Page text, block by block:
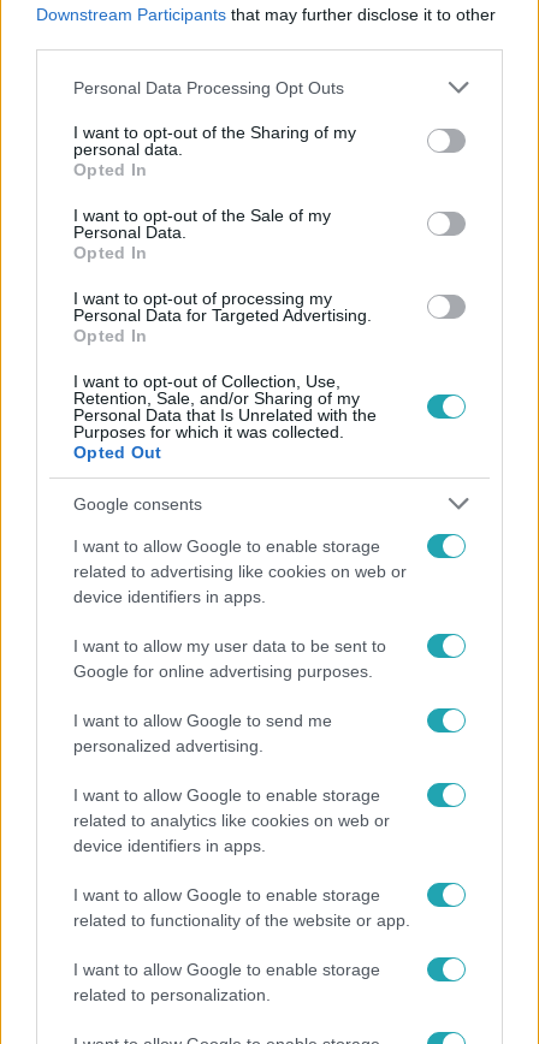
Downstream Participants that may further disclose it to other
Please note that this website/app uses one or more Google
not limited to your visit or usage behaviour. You may click to
grant or deny consent to Google and its third-party tags to
use your data for below specified purposes in below Google
consent section.
Personal Data Processing Opt Outs
I want to opt-out of the Sharing of my
personal data.
Opted In
I want to opt-out of the Sale of my
Personal Data.
Opted In
I want to opt-out of processing my
Personal Data for Targeted Advertising.
Opted In
I want to opt-out of Collection, Use,
Retention, Sale, and/or Sharing of my
Personal Data that Is Unrelated with the
Purposes for which it was collected.
Opted Out
Google consents
I want to allow Google to enable storage
related to advertising like cookies on web or
device identifiers in apps.
I want to allow my user data to be sent to
Google for online advertising purposes.
I want to allow Google to send me
personalized advertising.
I want to allow Google to enable storage
related to analytics like cookies on web or
device identifiers in apps.
I want to allow Google to enable storage
related to functionality of the website or app.
I want to allow Google to enable storage
related to personalization.
#NYERŐ PÁROS #ADÁSRÉSZLETEK #KAPCSOLAT
#JÖVŐ #PÁRTERÁPIA #RTL #RTL KLUB
Népszerű
Mindössze 214-en élnek a borsodi zsákfaluban,
ahol egyetlen játszótér jelenti a nyári szünetet